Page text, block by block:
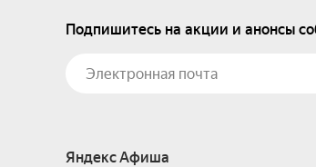
Подпишитесь на акции и анонсы
Яндекс Афиша